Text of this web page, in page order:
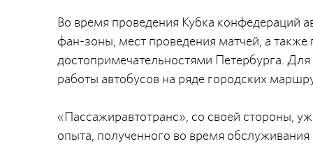
Во время проведения Кубка конфедераций
фан-зоны, мест проведения матчей, а
достопримечательностями Петербурга.
работы автобусов на ряде городских
«Пассажиравтотранс», со своей стороны,
опыта, полученного во время